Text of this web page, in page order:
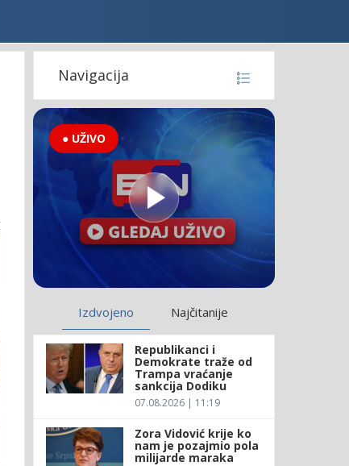
Navigacija
● UŽIVO
Izdvojeno Najčitanije
Republikanci i
Demokrate traže od
Trampa vraćanje
sankcija Dodiku
07.08.2026 | 11:19
Zora Vidović krije ko
nam je pozajmio pola
milijarde maraka